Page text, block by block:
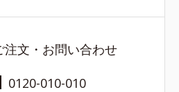
注文・お問い合わせ
0120-010-010